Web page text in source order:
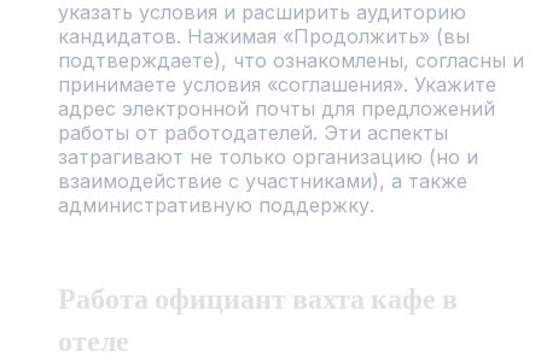
указать условия и расширить аудиторию
кандидатов. Нажимая «Продолжить» (вы
подтверждаете), что ознакомлены, согласны и
принимаете условия «соглашения». Укажите
адрес электронной почты для предложений
работы от работодателей. Эти аспекты
затрагивают не только организацию (но и
взаимодействие с участниками), а также
административную поддержку.
Работа официант вахта кафе в
отеле